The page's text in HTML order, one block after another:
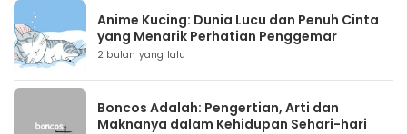
Anime Kucing: Dunia Lucu dan Penuh Cinta
yang Menarik Perhatian Penggemar
2 bulan yang lalu
Boncos Adalah: Pengertian, Arti dan
Maknanya dalam Kehidupan Sehari-hari